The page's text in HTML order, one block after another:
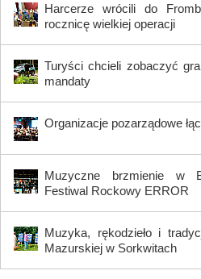
Harcerze wrócili do
rocznicę wielkiej operacji
Turyści chcieli zobaczyć
mandaty
Organizacje pozarządowe
Muzyczne brzmienie w
Festiwal Rockowy ERROR
Muzyka, rękodzieło i
Mazurskiej w Sorkwitach